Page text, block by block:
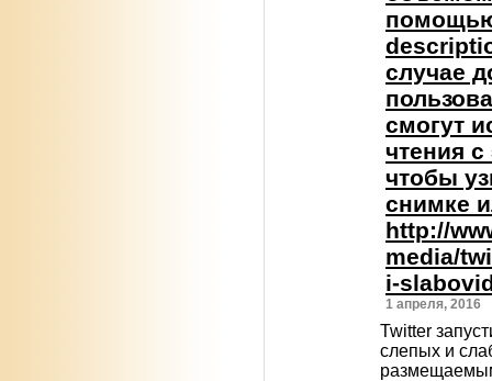
случае
смогут
чтения
чтобы
снимке
http://
media/
i-
1 апреля, 2016
Twitter
слепых и